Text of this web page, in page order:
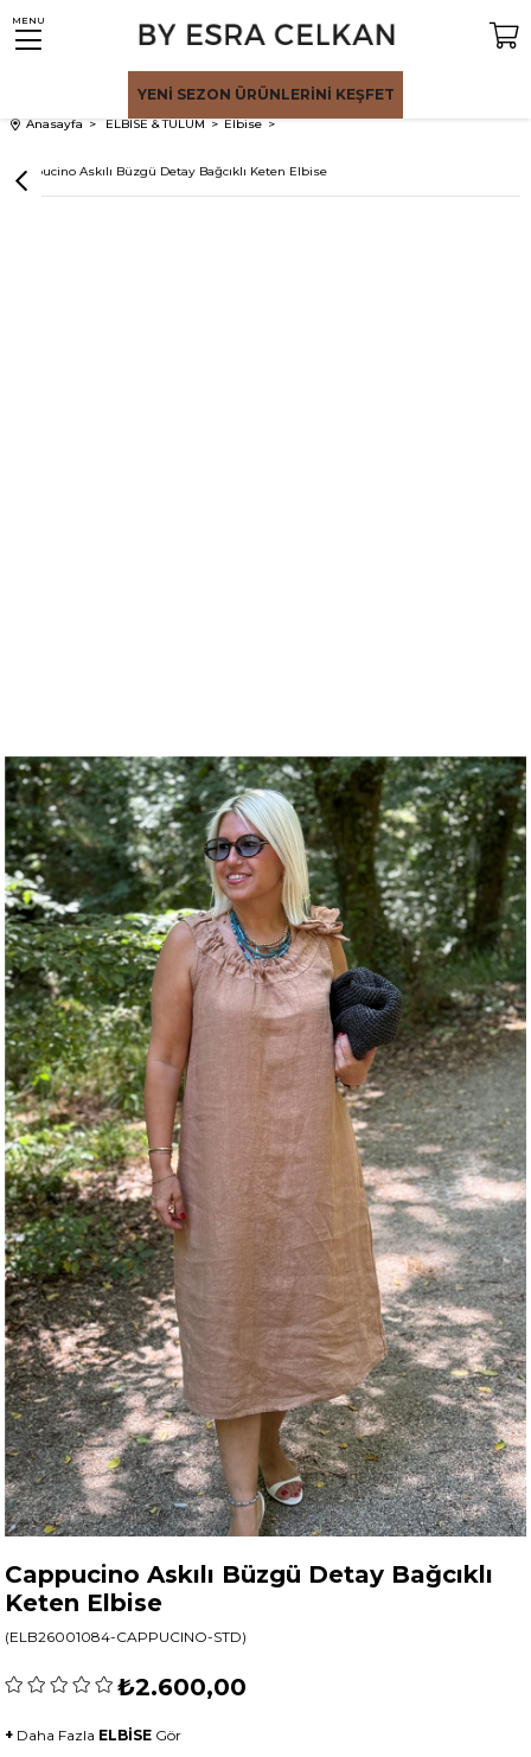
MENU
YENİ SEZON ÜRÜNLERİNİ KEŞFET
Anasayfa ELBİSE & TULUM Elbise
Cappucino Askılı Büzgü Detay Bağcıklı Keten Elbise
Cappucino Askılı Büzgü Detay Bağcıklı
Keten Elbise
(ELB26001084-CAPPUCINO-STD)
₺2.600,00
+ Daha Fazla ELBİSE Gör